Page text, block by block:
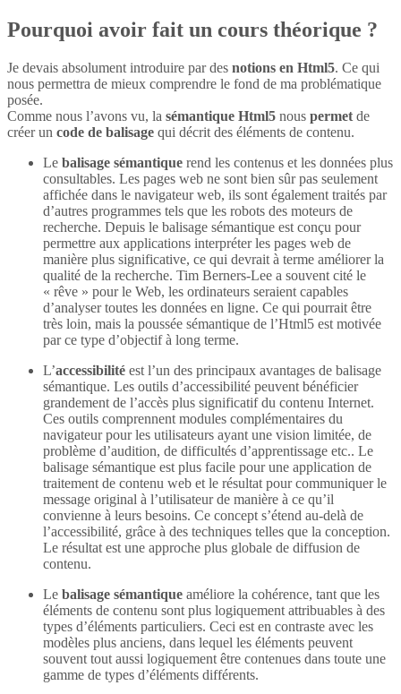
Pourquoi avoir fait un cours théorique ?
Je devais absolument introduire par des notions en Html5. Ce qui
nous permettra de mieux comprendre le fond de ma problématique
posée.
Comme nous l’avons vu, la sémantique Html5 nous permet de
créer un code de balisage qui décrit des éléments de contenu.
Le balisage sémantique rend les contenus et les données plus
consultables. Les pages web ne sont bien sûr pas seulement
affichée dans le navigateur web, ils sont également traités par
d’autres programmes tels que les robots des moteurs de
recherche. Depuis le balisage sémantique est conçu pour
permettre aux applications interpréter les pages web de
manière plus significative, ce qui devrait à terme améliorer la
qualité de la recherche. Tim Berners-Lee a souvent cité le
« rêve » pour le Web, les ordinateurs seraient capables
d’analyser toutes les données en ligne. Ce qui pourrait être
très loin, mais la poussée sémantique de l’Html5 est motivée
par ce type d’objectif à long terme.
L’accessibilité est l’un des principaux avantages de balisage
sémantique. Les outils d’accessibilité peuvent bénéficier
grandement de l’accès plus significatif du contenu Internet.
Ces outils comprennent modules complémentaires du
navigateur pour les utilisateurs ayant une vision limitée, de
problème d’audition, de difficultés d’apprentissage etc.. Le
balisage sémantique est plus facile pour une application de
traitement de contenu web et le résultat pour communiquer le
message original à l’utilisateur de manière à ce qu’il
convienne à leurs besoins. Ce concept s’étend au-delà de
l’accessibilité, grâce à des techniques telles que la conception.
Le résultat est une approche plus globale de diffusion de
contenu.
Le balisage sémantique améliore la cohérence, tant que les
éléments de contenu sont plus logiquement attribuables à des
types d’éléments particuliers. Ceci est en contraste avec les
modèles plus anciens, dans lequel les éléments peuvent
souvent tout aussi logiquement être contenues dans toute une
gamme de types d’éléments différents.